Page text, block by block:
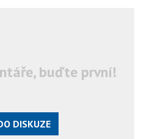
buďte první!
DISKUZE